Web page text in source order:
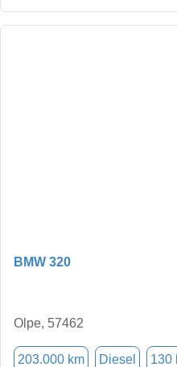
BMW 320
Olpe, 57462
203.000 km Diesel 130